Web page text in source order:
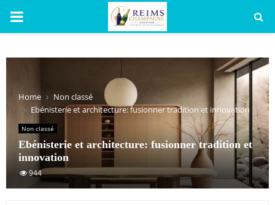
PRIMARY
Home
Non classé
Ebénisterie et architecture: fusionner tradition et innovation
Non classé
Ebénisterie et architecture: fusionner tradition et
innovation
944